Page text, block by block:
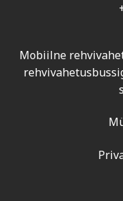
Mobiilne